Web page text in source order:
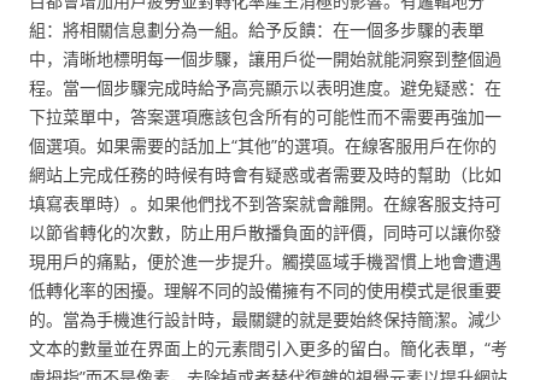
組：將相關信息劃分為一組。給予反饋：在一個多步驟的表單
中，清晰地標明每一個步驟，讓用戶從一開始就能洞察到整個過
程。當一個步驟完成時給予高亮顯示以表明進度。避免疑惑：在
下拉菜單中，答案選項應該包含所有的可能性而不需要再強加一
個選項。如果需要的話加上“其他”的選項。在線客服用戶在你的
網站上完成任務的時候有時會有疑惑或者需要及時的幫助（比如
填寫表單時）。如果他們找不到答案就會離開。在線客服支持可
以節省轉化的次數，防止用戶散播負面的評價，同時可以讓你發
現用戶的痛點，便於進一步提升。觸摸區域手機習慣上地會遭遇
低轉化率的困擾。理解不同的設備擁有不同的使用模式是很重要
的。當為手機進行設計時，最關鍵的就是要始終保持簡潔。減少
文本的數量並在界面上的元素間引入更多的留白。簡化表單，“考